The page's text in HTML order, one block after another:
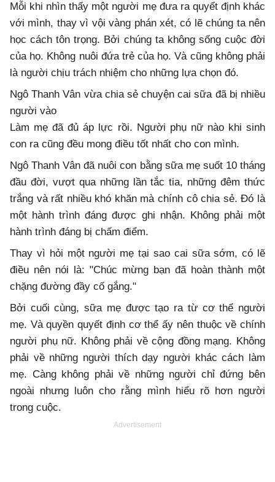
Mỗi khi nhìn thấy một người mẹ đưa ra quyết định khác
với mình, thay vì vội vàng phán xét, có lẽ chúng ta nên
học cách tôn trọng. Bởi chúng ta không sống cuộc đời
của họ. Không nuôi đứa trẻ của họ. Và cũng không phải
là người chịu trách nhiệm cho những lựa chọn đó.
Ngô Thanh Vân vừa chia sẻ chuyện cai sữa đã bị nhiều
người vào
Làm mẹ đã đủ áp lực rồi. Người phụ nữ nào khi sinh
con ra cũng đều mong điều tốt nhất cho con mình.
Ngô Thanh Vân đã nuôi con bằng sữa mẹ suốt 10 tháng
đầu đời, vượt qua những lần tắc tia, những đêm thức
trắng và rất nhiều khó khăn mà chính cô chia sẻ. Đó là
một hành trình đáng được ghi nhận. Không phải một
hành trình đáng bị chấm điểm.
Thay vì hỏi một người mẹ tại sao cai sữa sớm, có lẽ
điều nên nói là: "Chúc mừng bạn đã hoàn thành một
chặng đường đầy cố gắng."
Bởi cuối cùng, sữa mẹ được tạo ra từ cơ thể người
mẹ. Và quyền quyết định cơ thể ấy nên thuộc về chính
người phụ nữ. Không phải về cộng đồng mạng. Không
phải về những người thích dạy người khác cách làm
mẹ. Càng không phải về những người chỉ đứng bên
ngoài nhưng luôn cho rằng mình hiểu rõ hơn người
trong cuộc.
Advertisement